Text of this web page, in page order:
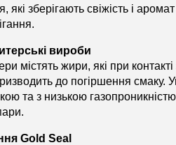
зберігають свіжість і
вироби
містять жири, які при
до погіршення смаку.
та з низькою
Gold Seal